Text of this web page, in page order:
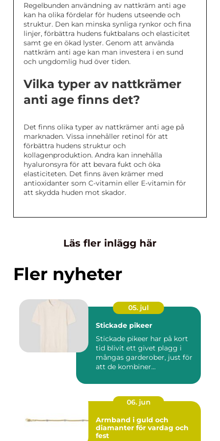
Regelbunden användning av nattkräm anti age
kan ha olika fördelar för hudens utseende och
struktur. Den kan minska synliga rynkor och fina
linjer, förbättra hudens fuktbalans och elasticitet
samt ge en ökad lyster. Genom att använda
nattkräm anti age kan man investera i en sund
och ungdomlig hud över tiden.
Vilka typer av nattkrämer
anti age finns det?
Det finns olika typer av nattkrämer anti age på
marknaden. Vissa innehåller retinol för att
förbättra hudens struktur och
kollagenproduktion. Andra kan innehålla
hyaluronsyra för att bevara fukt och öka
elasticiteten. Det finns även krämer med
antioxidanter som C-vitamin eller E-vitamin för
att skydda huden mot skador.
Läs fler inlägg här
Fler nyheter
05. jul
Stickade pikeer
Stickade pikeer har på kort
tid blivit ett givet plagg i
mångas garderober, just för
att de kombiner...
06. jun
Armband i guld och
diamanter för vardag och
fest